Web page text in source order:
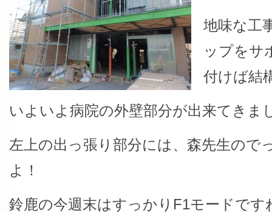
地味な工
ップをサ
付けば結
いよいよ病院の外壁部分が出来てきま
左上の出っ張り部分には、森先生ので
よ！
鈴鹿の今週末はすっかりF1モードです